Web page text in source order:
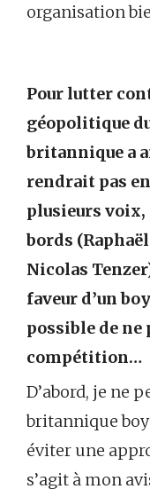
organisation
Pour lutter
géopolitique
britannique a
rendrait pas
plusieurs
bords
Nicolas
faveur d’un
possible de ne
compétition…
D’abord, je ne
britannique
éviter une
s’agit à mon